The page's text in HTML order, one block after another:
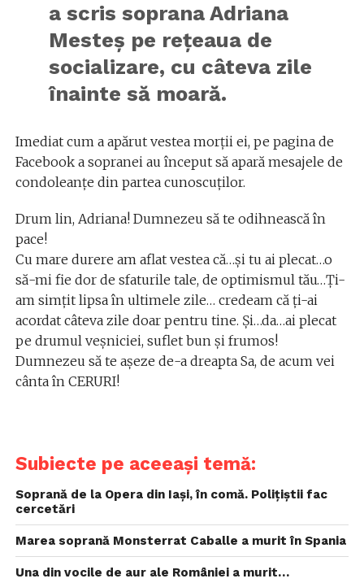
a scris soprana Adriana
Mesteș pe rețeaua de
socializare, cu câteva zile
înainte să moară.
Imediat cum a apărut vestea morții ei, pe pagina de
Facebook a sopranei au început să apară mesajele de
condoleanțe din partea cunoscuților.
Drum lin, Adriana! Dumnezeu să te odihnească în
pace!
Cu mare durere am aflat vestea că…și tu ai plecat…o
să-mi fie dor de sfaturile tale, de optimismul tău…Ți-
am simțit lipsa în ultimele zile… credeam că ți-ai
acordat câteva zile doar pentru tine. Și…da…ai plecat
pe drumul veșniciei, suflet bun și frumos!
Dumnezeu să te așeze de-a dreapta Sa, de acum vei
cânta în CERURI!
Subiecte pe aceeași temă:
Soprană de la Opera din Iași, în comă. Polițiștii fac
cercetări
Marea soprană Monsterrat Caballe a murit în Spania
Una din vocile de aur ale României a murit…